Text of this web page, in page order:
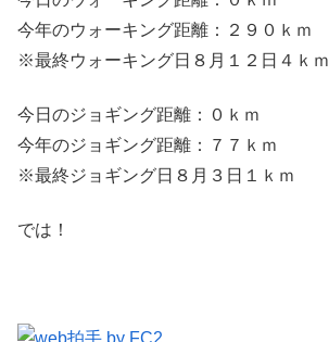
今年のウォーキング距離：２９０ｋｍ
※最終ウォーキング日８月１２日４ｋｍ
今日のジョギング距離：０ｋｍ
今年のジョギング距離：７７ｋｍ
※最終ジョギング日８月３日１ｋｍ
では！